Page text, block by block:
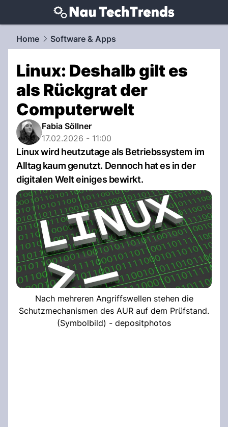
techtrends.NAU.ch
Home Software & Apps
Linux: Deshalb gilt es
als Rückgrat der
Computerwelt
Fabia Söllner
17.02.2026 - 11:00
Linux wird heutzutage als Betriebssystem im
Alltag kaum genutzt. Dennoch hat es in der
digitalen Welt einiges bewirkt.
Nach mehreren Angriffswellen stehen die
Schutzmechanismen des AUR auf dem Prüfstand.
(Symbolbild) - depositphotos